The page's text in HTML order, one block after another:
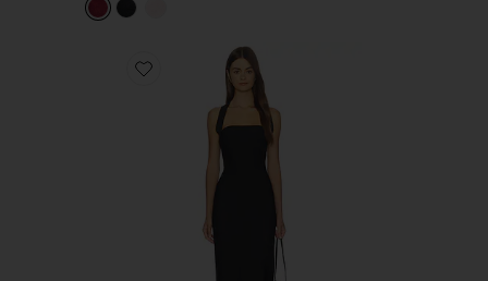
Favorite ПЛАТЬЕ CAISYN